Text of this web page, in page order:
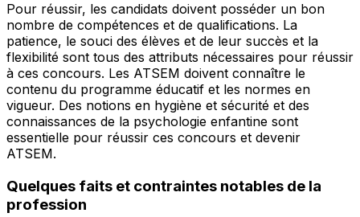
Pour réussir, les candidats doivent posséder un bon
nombre de compétences et de qualifications. La
patience, le souci des élèves et de leur succès et la
flexibilité sont tous des attributs nécessaires pour réussir
à ces concours. Les ATSEM doivent connaître le
contenu du programme éducatif et les normes en
vigueur. Des notions en hygiène et sécurité et des
connaissances de la psychologie enfantine sont
essentielle pour réussir ces concours et devenir
ATSEM.
Quelques faits et contraintes notables de la
profession